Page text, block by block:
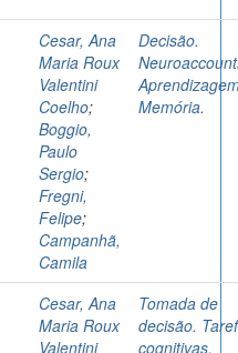
Cesar, Ana
Maria Roux
Valentini
Coelho;
Boggio,
Paulo
Sergio;
Fregni,
Felipe;
Campanhã,
Camila
Decisão.
Memória.
Cesar, Ana
Maria Roux
Valentini
Tomada de
decisão.
cognitivas.